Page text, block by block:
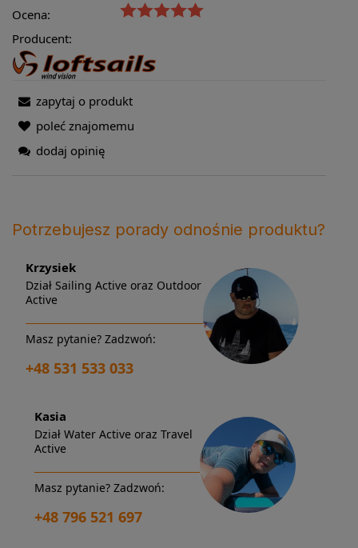
Ocena:
Producent:
zapytaj o produkt
poleć znajomemu
dodaj opinię
Potrzebujesz porady odnośnie produktu?
Krzysiek
Dział Sailing Active oraz Outdoor
Active
Masz pytanie? Zadzwoń:
+48 531 533 033
Kasia
Dział Water Active oraz Travel
Active
Masz pytanie? Zadzwoń:
+48 796 521 697